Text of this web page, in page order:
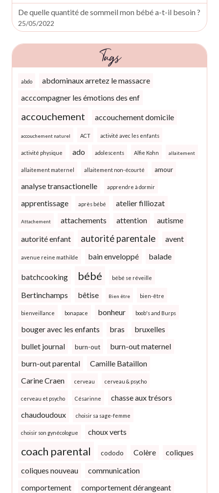
De quelle quantité de sommeil mon bébé a-t-il besoin ?
25/05/2022
Tags
abdo
abdominaux arretez le massacre
acccompagner les émotions des enf
accouchement accouchement domicile
accouchement naturel ACT activité avec les enfants
activité physique ado adolescents Alfie Kohn allaitement
allaitement maternel allaitement non-écourté amour
analyse transactionelle apprendre à dormir
apprentissage après bébé atelier filliozat
Attachement attachements attention
autisme
autorité enfant
autorité parentale avent
avenue reine mathilde bain enveloppé balade
batchcooking bébé bébé se réveille
Bertinchamps bêtise Bien être bien-être
bienveillance bonapace bonheur boob's and Burps
bouger avec les enfants bras
bruxelles
bullet journal
burn-out
burn-out maternel
burn-out parental
Camille Bataillon
Carine Craen
cerveau cerveau & psycho
cerveau et psycho Césarinne
chasse aux trésors
chaudoudoux
choisir sa sage-femme
choisir son gynécologue choux verts
coach parental cododo Colère
coliques
coliques nouveau
communication
comportement
comportement dérangeant